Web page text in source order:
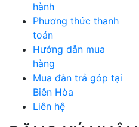
hành
Phương thức thanh
toán
Hướng dẫn mua
hàng
Mua đàn trả góp tại
Biên Hòa
Liên hệ